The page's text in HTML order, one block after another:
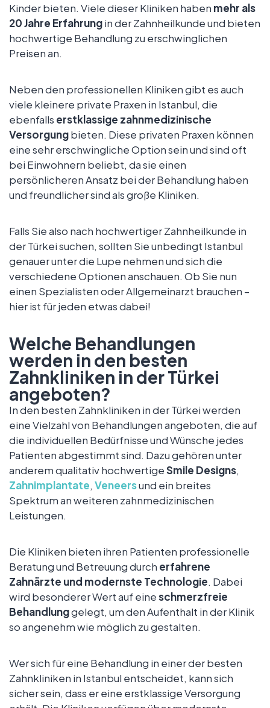
Kinder bieten. Viele dieser Kliniken haben mehr als
20 Jahre Erfahrungin der Zahnheilkunde und bieten
hochwertige Behandlung zu erschwinglichen
Preisen an.
Neben den professionellen Kliniken gibt es auch
viele kleinere private Praxen in Istanbul, die
ebenfalls erstklassige zahnmedizinische
Versorgungbieten. Diese privaten Praxen können
eine sehr erschwingliche Option sein und sind oft
bei Einwohnern beliebt, da sie einen
persönlicheren Ansatz bei der Behandlung haben
und freundlicher sind als große Kliniken.
Falls Sie also nach hochwertiger Zahnheilkunde in
der Türkei suchen, sollten Sie unbedingt Istanbul
genauer unter die Lupe nehmen und sich die
verschiedene Optionen anschauen. Ob Sie nun
einen Spezialisten oder Allgemeinarzt brauchen –
hier ist für jeden etwas dabei!
Welche Behandlungen
werden in den besten
Zahnkliniken in der Türkei
angeboten?
In den besten Zahnkliniken in der Türkei werden
eine Vielzahl von Behandlungen angeboten, die auf
die individuellen Bedürfnisse und Wünsche jedes
Patienten abgestimmt sind. Dazu gehören unter
anderem qualitativ hochwertigeSmile Designs,
Zahnimplantate, Veneersund ein breites
Spektrum an weiteren zahnmedizinischen
Leistungen.
Die Kliniken bieten ihren Patienten professionelle
Beratung und Betreuung durch erfahrene
Zahnärzte und modernste Technologie. Dabei
wird besonderer Wert auf eineschmerzfreie
Behandlunggelegt, um den Aufenthalt in der Klinik
so angenehm wie möglich zu gestalten.
Wer sich für eine Behandlung in einer der besten
Zahnkliniken in Istanbul entscheidet, kann sich
sicher sein, dass er eine erstklassige Versorgung